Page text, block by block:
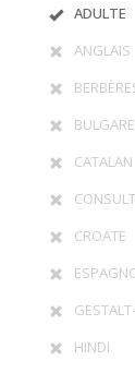
ADULTE
ANGLAIS
BULGARE
CATALAN
CROATE
HINDI